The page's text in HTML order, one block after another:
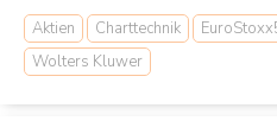
Aktien Charttechnik
Wolters Kluwer